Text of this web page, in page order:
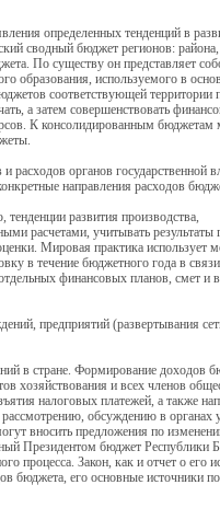
определенных тенденций в
сводный бюджет регионов: района,
По существу он представляет
образования, используемого в
соответствующей территории
а затем совершенствовать
К консолидированным бюджетам
органов государственной
направления расходов
развития производства,
расчетами, учитывать результаты
Мировая практика использует
в течение бюджетного года в
финансовых планов, смет и
предприятий (развертывания
в стране. Формирование доходов
хозяйствования и всех членов
налоговых платежей, а также
обсуждению в органах
вносить предложения по
Президентом бюджет Республики
процесса. Закон, как и отчет о его
бюджета, его основные источники